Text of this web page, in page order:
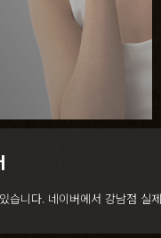
습니다. 네이버에서 강남점 실